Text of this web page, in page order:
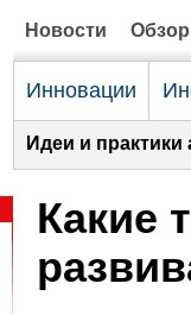
Новости
Инновации
Идеи и
Какие